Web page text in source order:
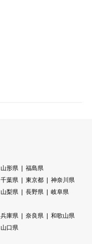
山形県
福島県
千葉県 東京都
神奈川県
山梨県 長野県
岐阜県
兵庫県 奈良県
和歌山県
山口県